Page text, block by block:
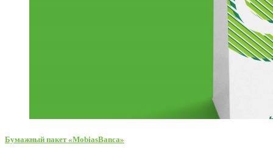
Бумажный пакет «MobiasBanca»